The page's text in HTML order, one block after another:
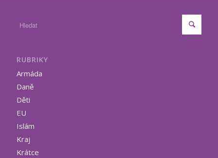
RUBRIKY
Armáda
Daně
Děti
EU
Islám
Kraj
Krátce